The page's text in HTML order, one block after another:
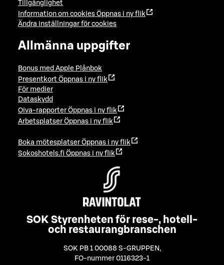
Tillgänglighet
Information om cookies Öppnas i ny flik
Ändra inställningar för cookies
Allmänna uppgifter
Bonus med Apple Plånbok
Presentkort Öppnas i ny flik
För medier
Dataskydd
Oiva-rapporter Öppnas i ny flik
Arbetsplatser Öppnas i ny flik
Boka mötesplatser Öppnas i ny flik
Sokoshotels.fi Öppnas i ny flik
SOK Styrenheten för rese-, hotell-
och restaurangbranschen
SOK PB 1 00088 S-GRUPPEN ,
FO-nummer 0116323-1